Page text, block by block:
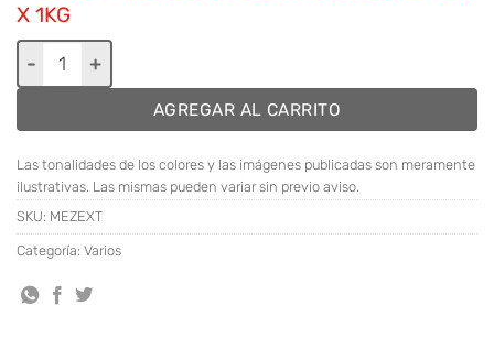
X 1KG
Mezcla multiuso para exterior gris - 20 x 1kg cantidad
AGREGAR AL CARRITO
Las tonalidades de los colores y las imágenes publicadas son meramente
ilustrativas. Las mismas pueden variar sin previo aviso.
SKU: MEZEXT
Categoría: Varios